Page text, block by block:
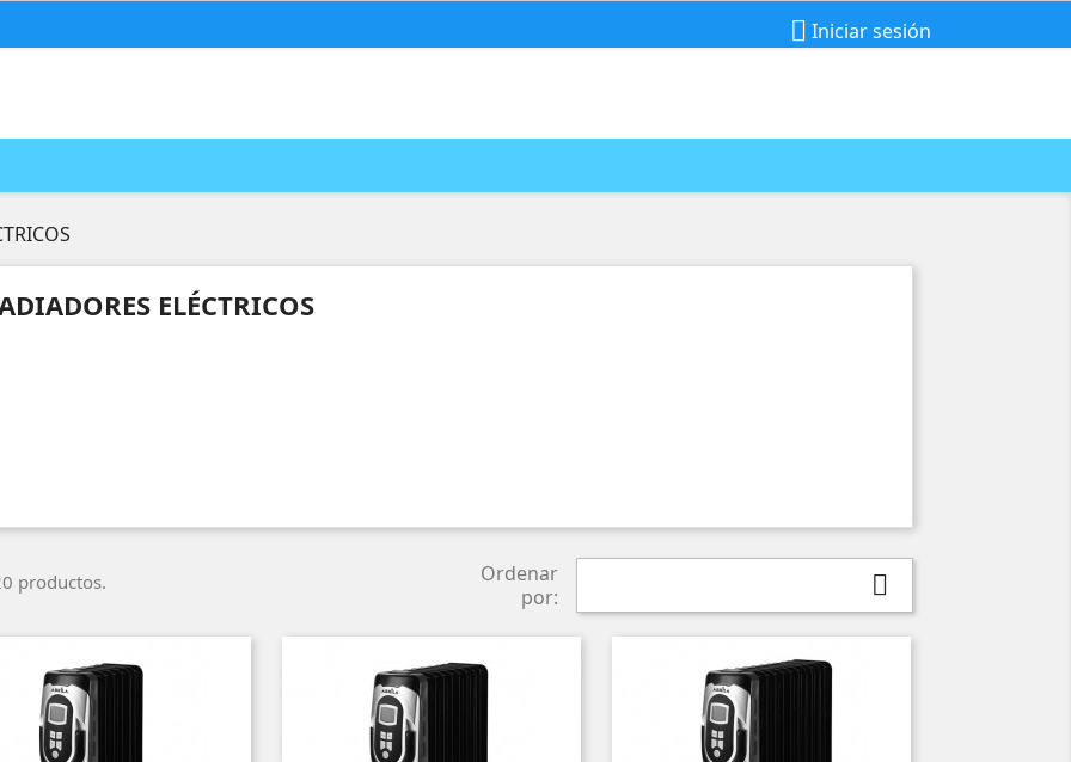
 Iniciar sesión
ELÉCTRICOS
productos.
Ordenar
por:
